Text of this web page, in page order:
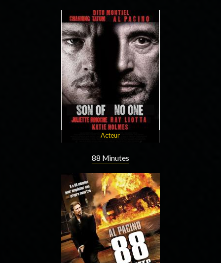
Acteur
88 Minutes